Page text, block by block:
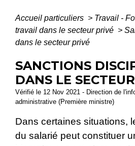
Accueil particuliers > Travail -
travail dans le secteur privé >
dans le secteur privé
SANCTIONS
DANS LE
Vérifié le 12 Nov 2021 - Direction de
administrative (Première ministre)
Dans certaines situations,
du salarié peut constituer